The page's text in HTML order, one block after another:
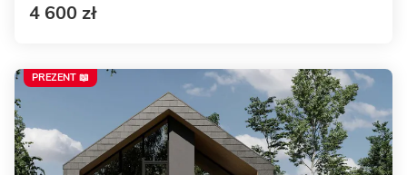
4 600 zł
PREZENT 📖